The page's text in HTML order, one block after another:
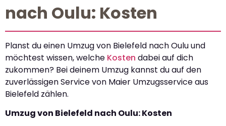
nach Oulu: Kosten
Planst du einen Umzug von Bielefeld nach Oulu und
möchtest wissen, welche Kosten dabei auf dich
zukommen? Bei deinem Umzug kannst du auf den
zuverlässigen Service von Maier Umzugsservice aus
Bielefeld zählen.
Umzug von Bielefeld nach Oulu: Kosten